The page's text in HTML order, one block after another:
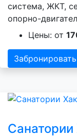
система, ЖКТ,
опорно-
Цены: от
Забронировать
Санатории